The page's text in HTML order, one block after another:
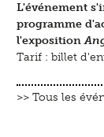
L'événement
programme
l'exposition
Tarif : billet
>> Tous les